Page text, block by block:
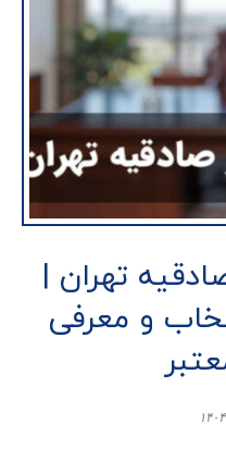
تهران |
و معرفی